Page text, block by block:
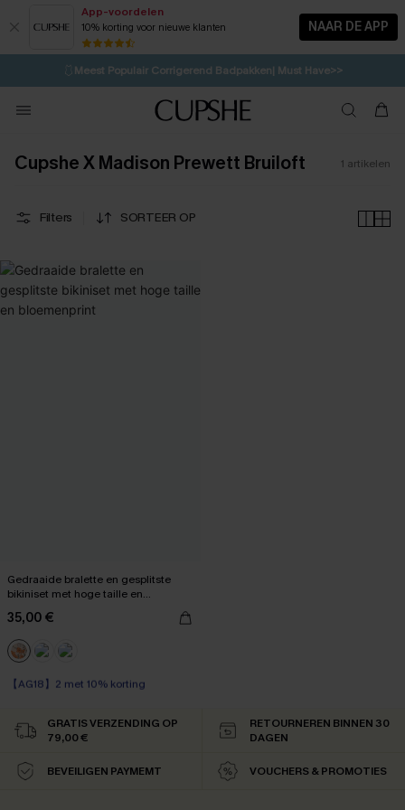
App-voordelen
10% korting voor nieuwe klanten NAAR DE APP
⚡️LAATSTE KANS | Tot 50% korting>>
🩱Meest Populair Corrigerend Badpakken| Must Have>>
💌Abonneer je & ontvang tot 15% korting>>
Koop 3, krijg 15% korting | CODE: SW15 1D:7H:34M:3S
Cupshe X Madison Prewett Bruiloft 1 artikelen
Filters SORTEER OP
Gedraaide bralette en gesplitste
bikiniset met hoge taille en
35,00 €
【AG18】2 met 10% korting
【AG18】2 met 10% korting
GRATIS VERZENDING OP
79,00 €
RETOURNEREN BINNEN 30
DAGEN
BEVEILIGEN PAYMEMT VOUCHERS & PROMOTIES